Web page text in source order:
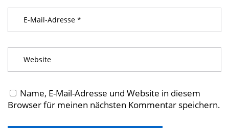
Name, E-Mail-Adresse und Website in diesem
Browser für meinen nächsten Kommentar speichern.